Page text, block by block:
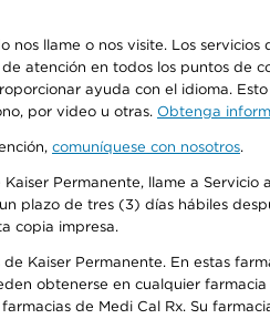
llame o nos visite. Los
atención en todos los puntos de
ayuda con el idioma.
por video u otras. Obtenga
comuníquese con nosotros.
Permanente, llame a Servicio
plazo de tres (3) días hábiles
copia impresa.
Kaiser Permanente. En estas
obtenerse en cualquier
de Medi Cal Rx. Su